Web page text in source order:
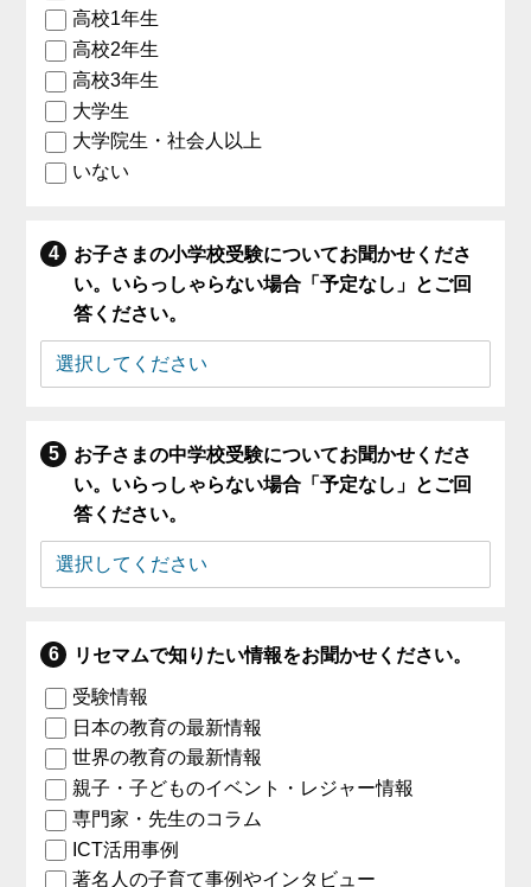
高校1年生
高校2年生
高校3年生
大学生
大学院生・社会人以上
いない
お子さまの小学校受験についてお聞かせくださ
い。いらっしゃらない場合「予定なし」とご回
答ください。
お子さまの中学校受験についてお聞かせくださ
い。いらっしゃらない場合「予定なし」とご回
答ください。
リセマムで知りたい情報をお聞かせください。
受験情報
日本の教育の最新情報
世界の教育の最新情報
親子・子どものイベント・レジャー情報
専門家・先生のコラム
ICT活用事例
著名人の子育て事例やインタビュー